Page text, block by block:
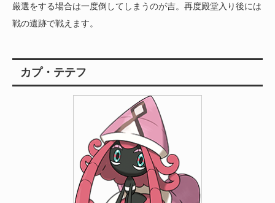
厳選をする場合は一度倒してしまうのが吉。再度殿堂入り後には
戦の遺跡で戦えます。
カプ・テテフ